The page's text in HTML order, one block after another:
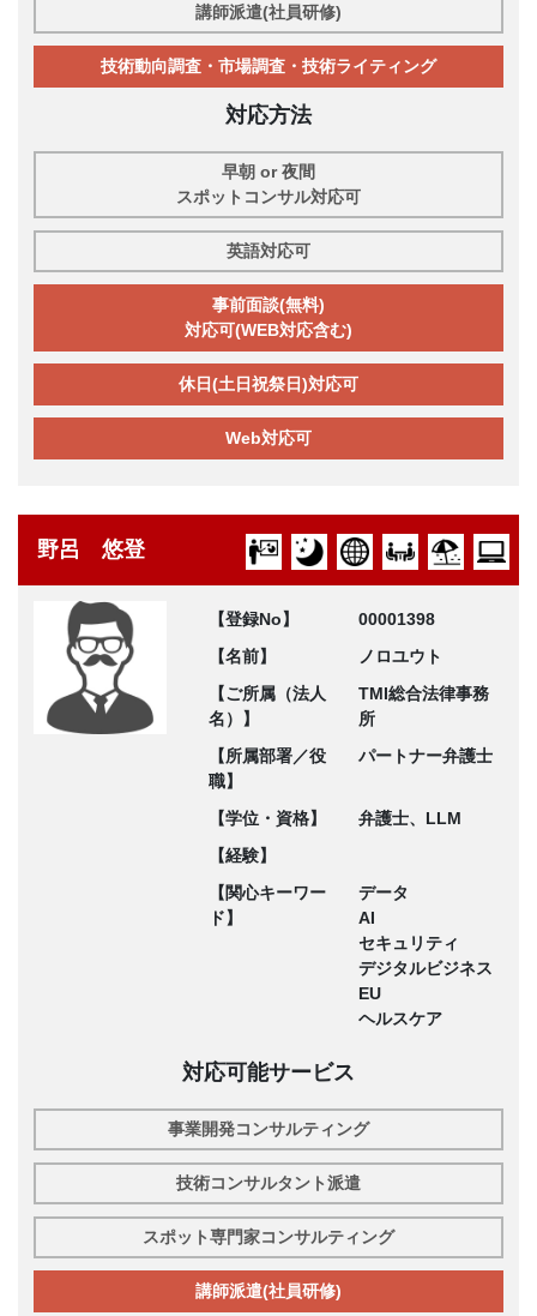
講師派遣(社員研修)
技術動向調査・市場調査・技術ライティング
対応方法
早朝 or 夜間
スポットコンサル対応可
英語対応可
事前面談(無料)
対応可(WEB対応含む)
休日(土日祝祭日)対応可
Web対応可
野呂 悠登
【登録No】
00001398
【名前】
ノロユウト
【ご所属（法人
名）】
TMI総合法律事務
所
【所属部署／役
職】
パートナー弁護士
【学位・資格】
弁護士、LLM
【経験】
【関心キーワー
ド】
データ
AI
セキュリティ
デジタルビジネス
EU
ヘルスケア
対応可能サービス
事業開発コンサルティング
技術コンサルタント派遣
スポット専門家コンサルティング
講師派遣(社員研修)